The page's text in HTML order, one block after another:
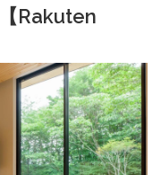
Rakuten